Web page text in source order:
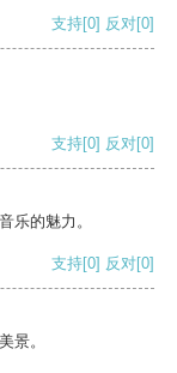
支持[0] 反对[0]
支持[0] 反对[0]
乐的魅力。
支持[0] 反对[0]
景。